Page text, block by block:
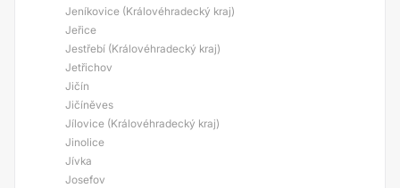
Jeníkovice (Královéhradecký kraj)
Jeřice
Jestřebí (Královéhradecký kraj)
Jetřichov
Jičín
Jičíněves
Jílovice (Královéhradecký kraj)
Jinolice
Jívka
Josefov